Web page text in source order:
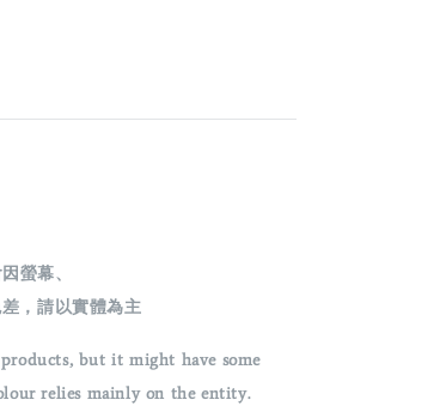
螢幕、
，請以實體為主
but it might have some
relies mainly on the entity.